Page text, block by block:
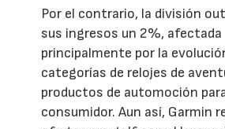
Por el contrario, la división
sus ingresos un 2%, afectada
principalmente por la
categorías de relojes de
productos de automoción
consumidor. Aun así, Garmin